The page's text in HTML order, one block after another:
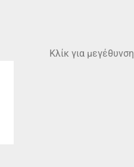
Κλίκ για μεγέθυνση